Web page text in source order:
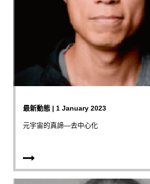
最新動態 | 1 January 2023
元宇宙的真諦—去中心化